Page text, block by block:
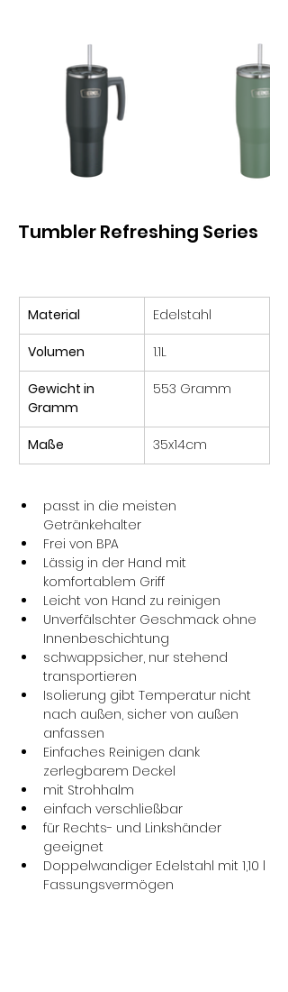
Tumbler Refreshing Series
Material Edelstahl
Volumen 1.1L
Gewicht in
Gramm
553 Gramm
Maße 35x14cm
passt in die meisten
Getränkehalter
Frei von BPA
Lässig in der Hand mit
komfortablem Griff
Leicht von Hand zu reinigen
Unverfälschter Geschmack ohne
Innenbeschichtung
schwappsicher, nur stehend
transportieren
Isolierung gibt Temperatur nicht
nach außen, sicher von außen
anfassen
Einfaches Reinigen dank
zerlegbarem Deckel
mit Strohhalm
einfach verschließbar
für Rechts- und Linkshänder
geeignet
Doppelwandiger Edelstahl mit 1,10 l
Fassungsvermögen